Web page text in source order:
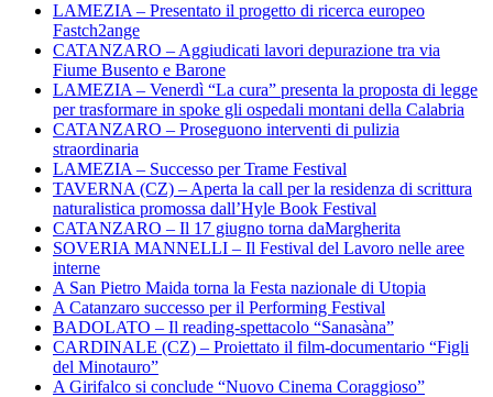
LAMEZIA – Presentato il progetto di ricerca europeo
Fastch2ange
CATANZARO – Aggiudicati lavori depurazione tra via
Fiume Busento e Barone
LAMEZIA – Venerdì “La cura” presenta la proposta di legge
per trasformare in spoke gli ospedali montani della Calabria
CATANZARO – Proseguono interventi di pulizia
straordinaria
LAMEZIA – Successo per Trame Festival
TAVERNA (CZ) – Aperta la call per la residenza di scrittura
naturalistica promossa dall’Hyle Book Festival
CATANZARO – Il 17 giugno torna daMargherita
SOVERIA MANNELLI – Il Festival del Lavoro nelle aree
interne
A San Pietro Maida torna la Festa nazionale di Utopia
A Catanzaro successo per il Performing Festival
BADOLATO – Il reading-spettacolo “Sanasàna”
CARDINALE (CZ) – Proiettato il film-documentario “Figli
del Minotauro”
A Girifalco si conclude “Nuovo Cinema Coraggioso”